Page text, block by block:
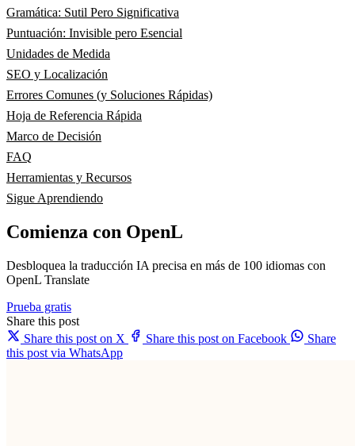
Gramática: Sutil Pero Significativa
Puntuación: Invisible pero Esencial
Unidades de Medida
SEO y Localización
Errores Comunes (y Soluciones Rápidas)
Hoja de Referencia Rápida
Marco de Decisión
FAQ
Herramientas y Recursos
Sigue Aprendiendo
Comienza con OpenL
Desbloquea la traducción IA precisa en más de 100 idiomas con
OpenL Translate
Prueba gratis
Share this post
Share this post on X
Share this post on Facebook
Share
this post via WhatsApp